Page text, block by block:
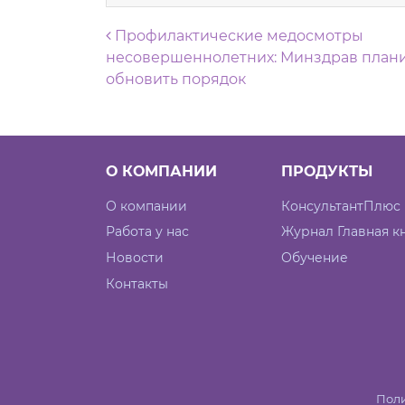
Навигация по записям
Профилактические медосмотры
несовершеннолетних: Минздрав
обновить порядок
О КОМПАНИИ
О компании
Работа у нас
Новости
Контакты
ПРОДУКТЫ
КонсультантПлюс
Журнал Главная
Обучение